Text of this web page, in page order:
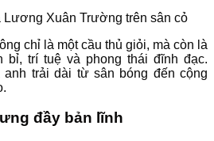
Xuân Trường trên sân cỏ
chỉ là một cầu thủ giỏi, mà còn là
bỉ, trí tuệ và phong thái đĩnh đạc.
trải dài từ sân bóng đến cộng
đầy bản lĩnh